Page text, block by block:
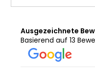
Ausgezeichnete
Basierend auf 13